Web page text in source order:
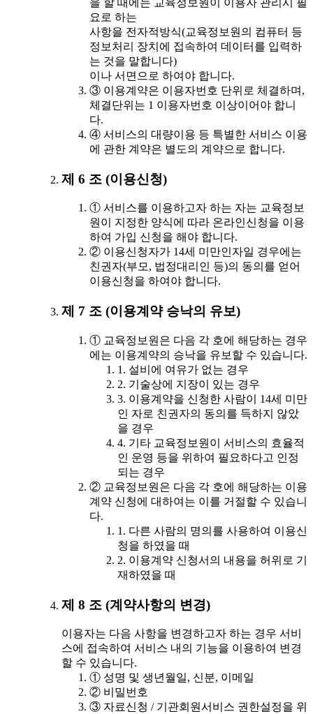
을 할 때에는 교육정보원이 이용자 관리시 필
요로 하는
사항을 전자적방식(교육정보원의 컴퓨터 등
정보처리 장치에 접속하여 데이터를 입력하
는 것을 말합니다)
이나 서면으로 하여야 합니다.
③ 이용계약은 이용자번호 단위로 체결하며,
체결단위는 1 이용자번호 이상이어야 합니
다.
④ 서비스의 대량이용 등 특별한 서비스 이용
에 관한 계약은 별도의 계약으로 합니다.
제 6 조 (이용신청)
① 서비스를 이용하고자 하는 자는 교육정보
원이 지정한 양식에 따라 온라인신청을 이용
하여 가입 신청을 해야 합니다.
② 이용신청자가 14세 미만인자일 경우에는
친권자(부모, 법정대리인 등)의 동의를 얻어
이용신청을 하여야 합니다.
제 7 조 (이용계약 승낙의 유보)
① 교육정보원은 다음 각 호에 해당하는 경우
에는 이용계약의 승낙을 유보할 수 있습니다.
1. 설비에 여유가 없는 경우
2. 기술상에 지장이 있는 경우
3. 이용계약을 신청한 사람이 14세 미만
인 자로 친권자의 동의를 득하지 않았
을 경우
4. 기타 교육정보원이 서비스의 효율적
인 운영 등을 위하여 필요하다고 인정
되는 경우
② 교육정보원은 다음 각 호에 해당하는 이용
계약 신청에 대하여는 이를 거절할 수 있습니
다.
1. 다른 사람의 명의를 사용하여 이용신
청을 하였을 때
2. 이용계약 신청서의 내용을 허위로 기
재하였을 때
제 8 조 (계약사항의 변경)
이용자는 다음 사항을 변경하고자 하는 경우 서비
스에 접속하여 서비스 내의 기능을 이용하여 변경
할 수 있습니다.
① 성명 및 생년월일, 신분, 이메일
② 비밀번호
③ 자료신청 / 기관회원서비스 권한설정을 위